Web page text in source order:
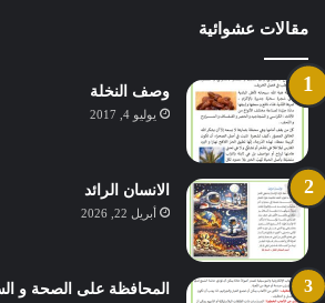
مقالات عشوائية
وصف النخلة
يوليو 4, 2017
الانسان الرائد
أبريل 22, 2026
المحافظة على الصحة و